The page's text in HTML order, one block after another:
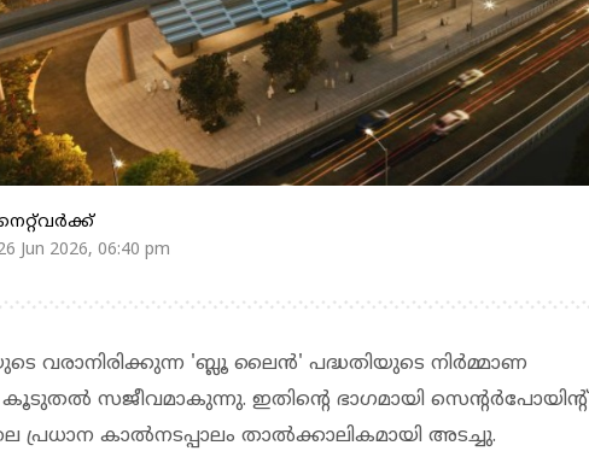
നെറ്റ്‌വര്‍ക്ക്‌
Jun 2026, 06:40 pm
വരാനിരിക്കുന്ന 'ബ്ലൂ ലൈൻ' പദ്ധതിയുടെ നിർമ്മാണ
സജീവമാകുന്നു. ഇതിന്റെ ഭാഗമായി സെന്റർപോയിന്റ്
പ്രധാന കാൽനടപ്പാലം താൽക്കാലികമായി അടച്ചു.